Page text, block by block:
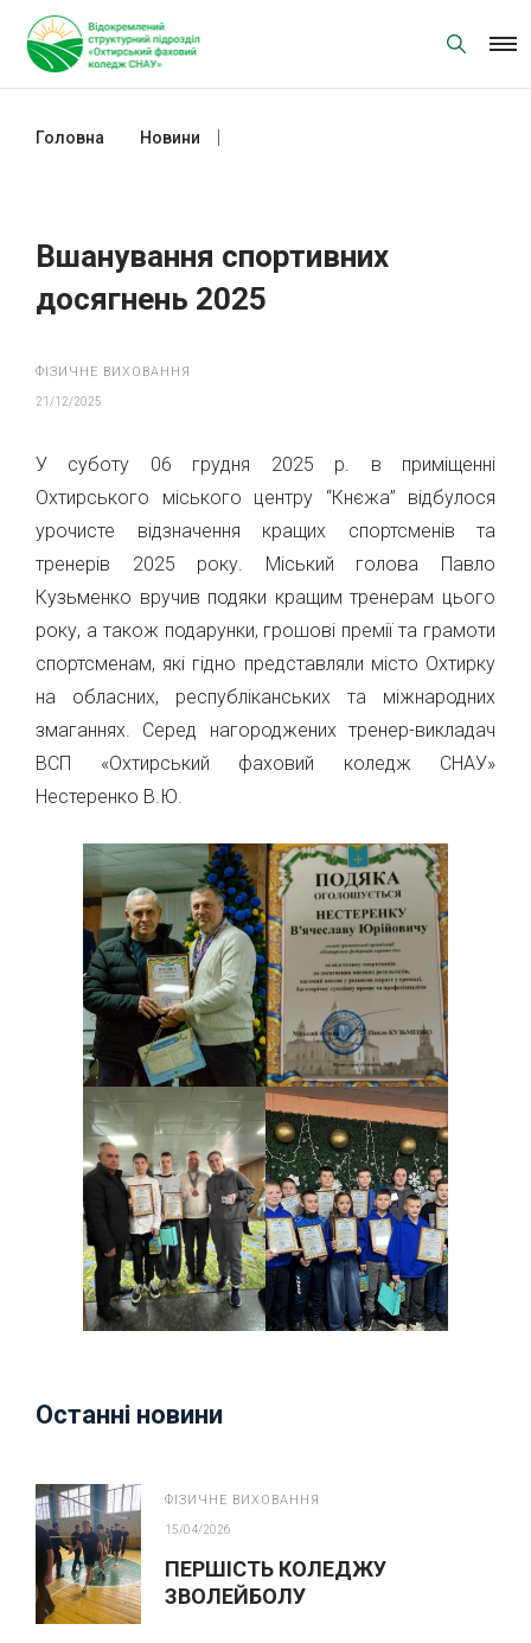
content
Головна Новини
Вшанування спортивних
досягнень 2025
ФІЗИЧНЕ ВИХОВАННЯ
21/12/2025
У суботу 06 грудня 2025 р. в приміщенні
Охтирського міського центру “Кнєжа” відбулося
урочисте відзначення кращих спортсменів та
тренерів 2025 року. Міський голова Павло
Кузьменко вручив подяки кращим тренерам цього
року, а також подарунки, грошові премії та грамоти
спортсменам, які гідно представляли місто Охтирку
на обласних, республіканських та міжнародних
змаганнях. Серед нагороджених тренер-викладач
ВСП «Охтирський фаховий коледж СНАУ»
Нестеренко В.Ю.
Останні новини
ФІЗИЧНЕ ВИХОВАННЯ
15/04/2026
ПЕРШІСТЬ КОЛЕДЖУ
ЗВОЛЕЙБОЛУ